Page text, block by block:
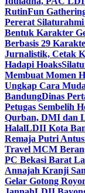
RutinFun
Pererat
Bentuk Karakter
Berbasis 29
Jurnalistik, Cetak
Hadapi Hoaks
Membuat Momen
Ungkap Cara
BandungDinas
Petugas Sembelih
Qurban, DMI dan
HalalLDII Kota
Remaja Putri
Travel MCM
PC Bekasi Barat
Annajah Kranji
Gelar Gotong